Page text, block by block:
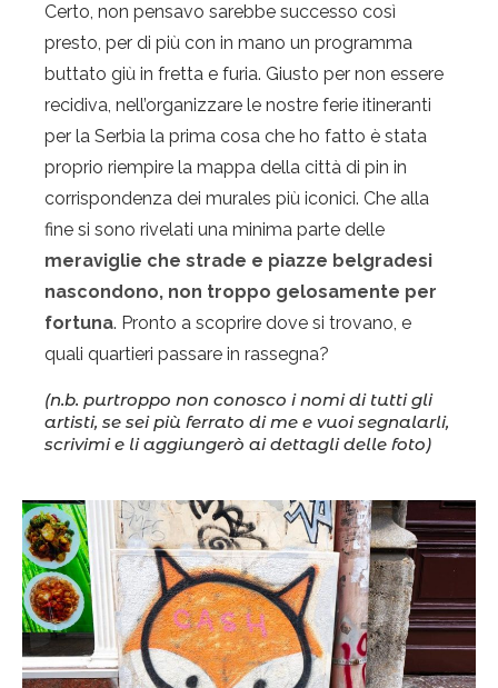
Certo, non pensavo sarebbe successo così
presto, per di più con in mano un programma
buttato giù in fretta e furia. Giusto per non essere
recidiva, nell’organizzare le nostre ferie itineranti
per la Serbia la prima cosa che ho fatto è stata
proprio riempire la mappa della città di pin in
corrispondenza dei murales più iconici. Che alla
fine si sono rivelati una minima parte delle
meraviglie che strade e piazze belgradesi
nascondono, non troppo gelosamente per
fortuna. Pronto a scoprire dove si trovano, e
quali quartieri passare in rassegna?
(n.b. purtroppo non conosco i nomi di tutti gli
artisti, se sei più ferrato di me e vuoi segnalarli,
scrivimi e li aggiungerò ai dettagli delle foto)